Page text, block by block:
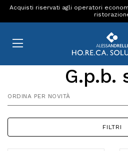
Acquisti riservati agli operatori
G.p.b.
ORDINA PER NOVITÀ
FILTRI